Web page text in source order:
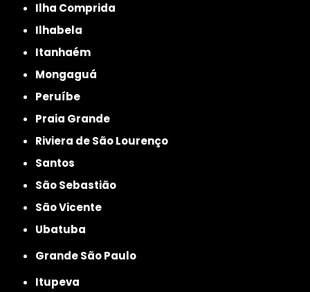
Ilha Comprida
Ilhabela
Itanhaém
Mongaguá
Peruíbe
Praia Grande
Riviera de São Lourenço
Santos
São Sebastião
São Vicente
Ubatuba
Grande São Paulo
Itupeva